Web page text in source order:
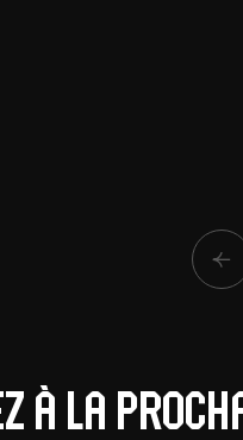
à la